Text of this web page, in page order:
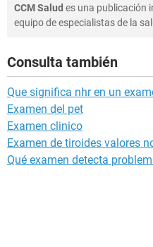
CCM Salud es una publicación
equipo de especialistas de la
Consulta también
Que significa nhr en un
Examen del pet
Examen clinico
Examen de tiroides valores
Qué examen detecta